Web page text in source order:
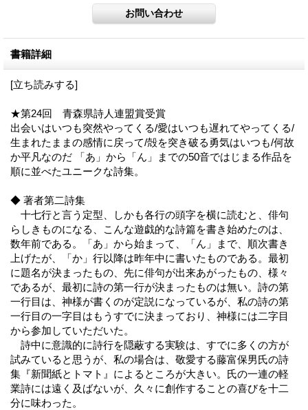
書籍詳細
[立ち読みする]
★第24回 青森県詩人連盟賞受賞
出会いはいつも突然やってくる/愛はいつも遅れてやってくる/
生まれたままの感情に戻って/殻を突き破る勇気はいつも/何故
か平凡なのだ 「あ」から「ん」までの50音ではじまる作品を
順に並べたユニークな詩集。
◆ 著者第二詩集
十七行と言う定型、しかも各行の頭字を横に読むと、俳句
らしきものになる、こんな遊戯的な詩篇を書き始めたのは、
数年前である。「あ」から始まって、「ん」まで、順次書き
上げたが、「か」行以降は昨年中に書いたものである。最初
に題名が決まったもの、先に俳句が出来あがったもの、様々
であるが、最初に詩の第一行が決まったものは無い。詩の第
一行目は、神様が書くのが定説になっているが、私の詩の第
一行目の一字目はもうすでに決まっており、神様には二字目
から参加していただいた。
詩中に意識的に詩行を隠蔽する実験は、すでに多くの方が
試みていると思うが、私の場合は、敬愛する藤富保男氏の詩
集『新聞紙とトマト』によるところが大きい。氏の一連の軽
業詩には遠く及ばないが、久々に創作することの喜びを十二
分に味わった。